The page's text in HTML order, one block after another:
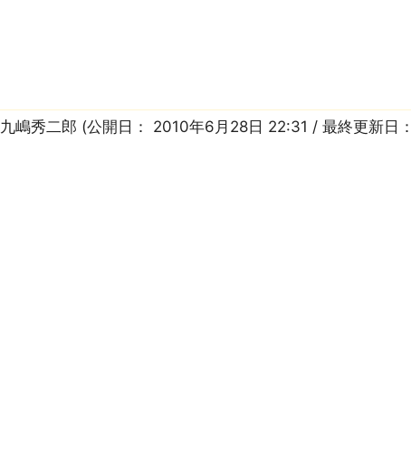
九嶋秀二郎 (公開日： 2010年6月28日 22:31 / 最終更新日：